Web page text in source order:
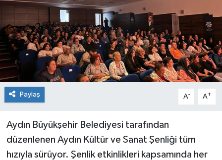
Paylaş A- A+
Aydın Büyükşehir Belediyesi tarafından
düzenlenen Aydın Kültür ve Sanat Şenliği tüm
hızıyla sürüyor. Şenlik etkinlikleri kapsamında her